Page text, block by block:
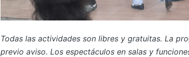
Todas las actividades son libres y gratuitas. La
previo aviso. Los espectáculos en salas y